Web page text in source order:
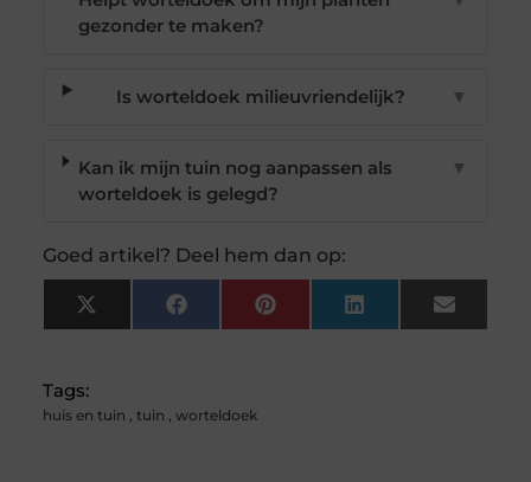
gezonder te maken?
Is worteldoek milieuvriendelijk? ▼
Kan ik mijn tuin nog aanpassen als
worteldoek is gelegd?
▼
Goed artikel? Deel hem dan op:
X
(Twitter)
FacebookPinterest LinkedIn Email
Tags:
huis en tuin , tuin , worteldoek